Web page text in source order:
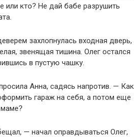
или кто? Не дай бабе разрушить
захлопнулась входная дверь,
звенящая тишина. Олег остался
в пустую чашку.
Анна, садясь напротив. — Как
гараж на себя, а потом еще
— начал оправдываться Олег,